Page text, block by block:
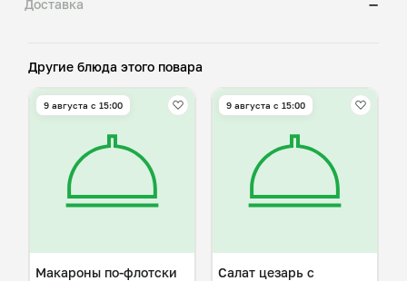
Доставка —
Другие блюда этого повара
9 августа с 15:00
Макароны по-флотски
9 августа с 15:00
Салат цезарь с